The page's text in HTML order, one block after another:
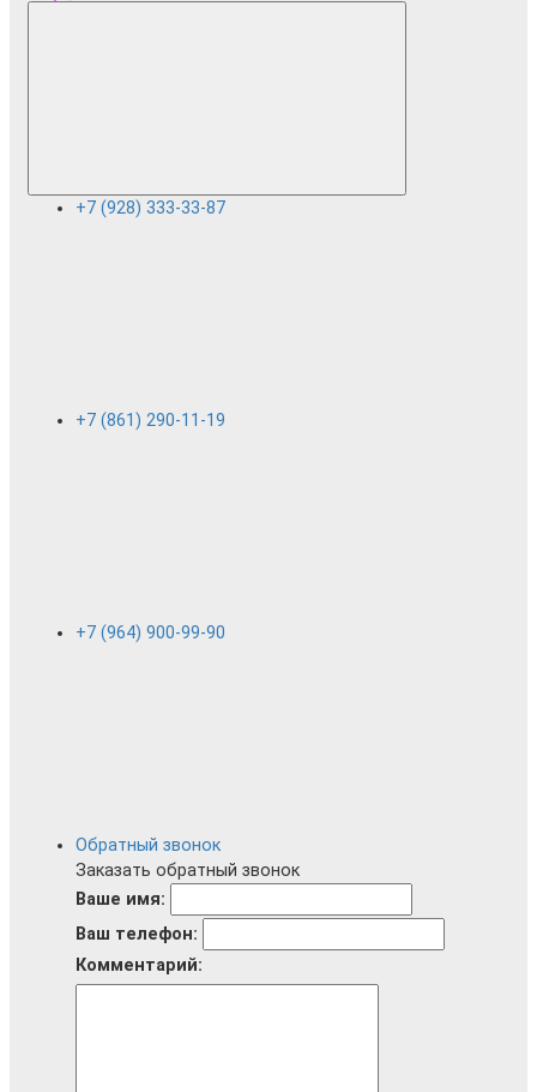
+7 (928) 333-33-87
+7 (861) 290-11-19
+7 (964) 900-99-90
Обратный звонок
Заказать обратный звонок
Ваше имя:
Ваш телефон:
Комментарий: